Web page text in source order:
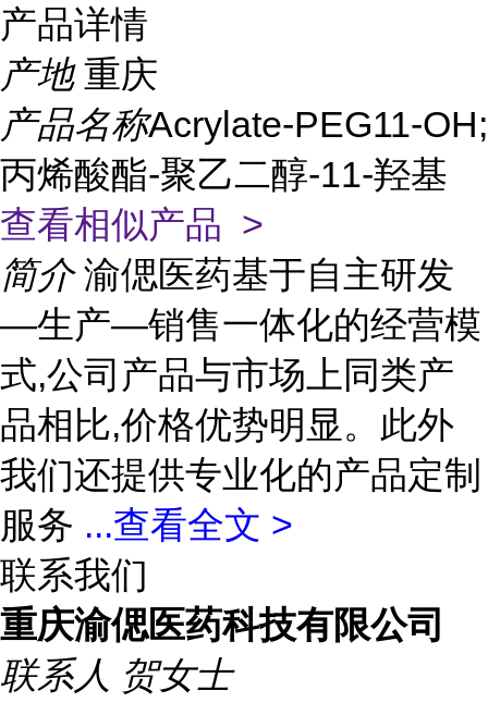
产品详情
产地 重庆
产品名称Acrylate-PEG11-OH;
丙烯酸酯-聚乙二醇-11-羟基
查看相似产品 >
简介 渝偲医药基于自主研发
—生产—销售一体化的经营模
式,公司产品与市场上同类产
品相比,价格优势明显。此外
我们还提供专业化的产品定制
服务 ...查看全文 >
联系我们
重庆渝偲医药科技有限公司
联系人 贺女士